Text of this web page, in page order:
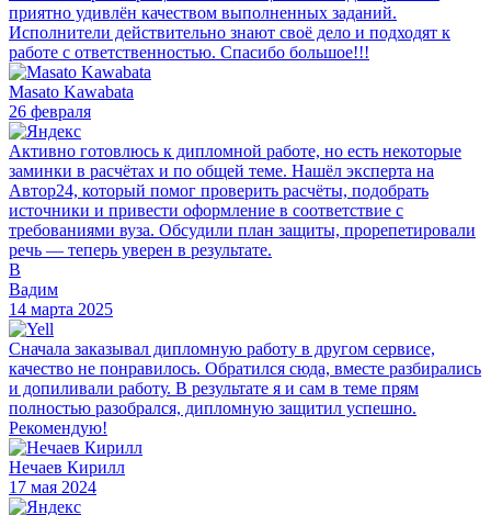
приятно удивлён качеством выполненных заданий.
Исполнители действительно знают своё дело и подходят к
работе с ответственностью. Спасибо большое!!!
Masato Kawabata
26 февраля
Активно готовлюсь к дипломной работе, но есть некоторые
заминки в расчётах и по общей теме. Нашёл эксперта на
Автор24, который помог проверить расчёты, подобрать
источники и привести оформление в соответствие с
требованиями вуза. Обсудили план защиты, прорепетировали
речь — теперь уверен в результате.
В
Вадим
14 марта 2025
Сначала заказывал дипломную работу в другом сервисе,
качество не понравилось. Обратился сюда, вместе разбирались
и допиливали работу. В результате я и сам в теме прям
полностью разобрался, дипломную защитил успешно.
Рекомендую!
Нечаев Кирилл
17 мая 2024